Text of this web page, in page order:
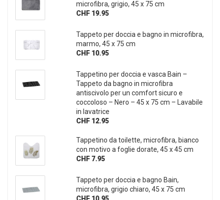
microfibra, grigio, 45 x 75 cm
CHF 19.95
Tappeto per doccia e bagno in microfibra,
marmo, 45 x 75 cm
CHF 10.95
Tappetino per doccia e vasca Bain –
Tappeto da bagno in microfibra
antiscivolo per un comfort sicuro e
coccoloso – Nero – 45 x 75 cm – Lavabile
in lavatrice
CHF 12.95
Tappetino da toilette, microfibra, bianco
con motivo a foglie dorate, 45 x 45 cm
CHF 7.95
Tappeto per doccia e bagno Bain,
microfibra, grigio chiaro, 45 x 75 cm
CHF 10.95